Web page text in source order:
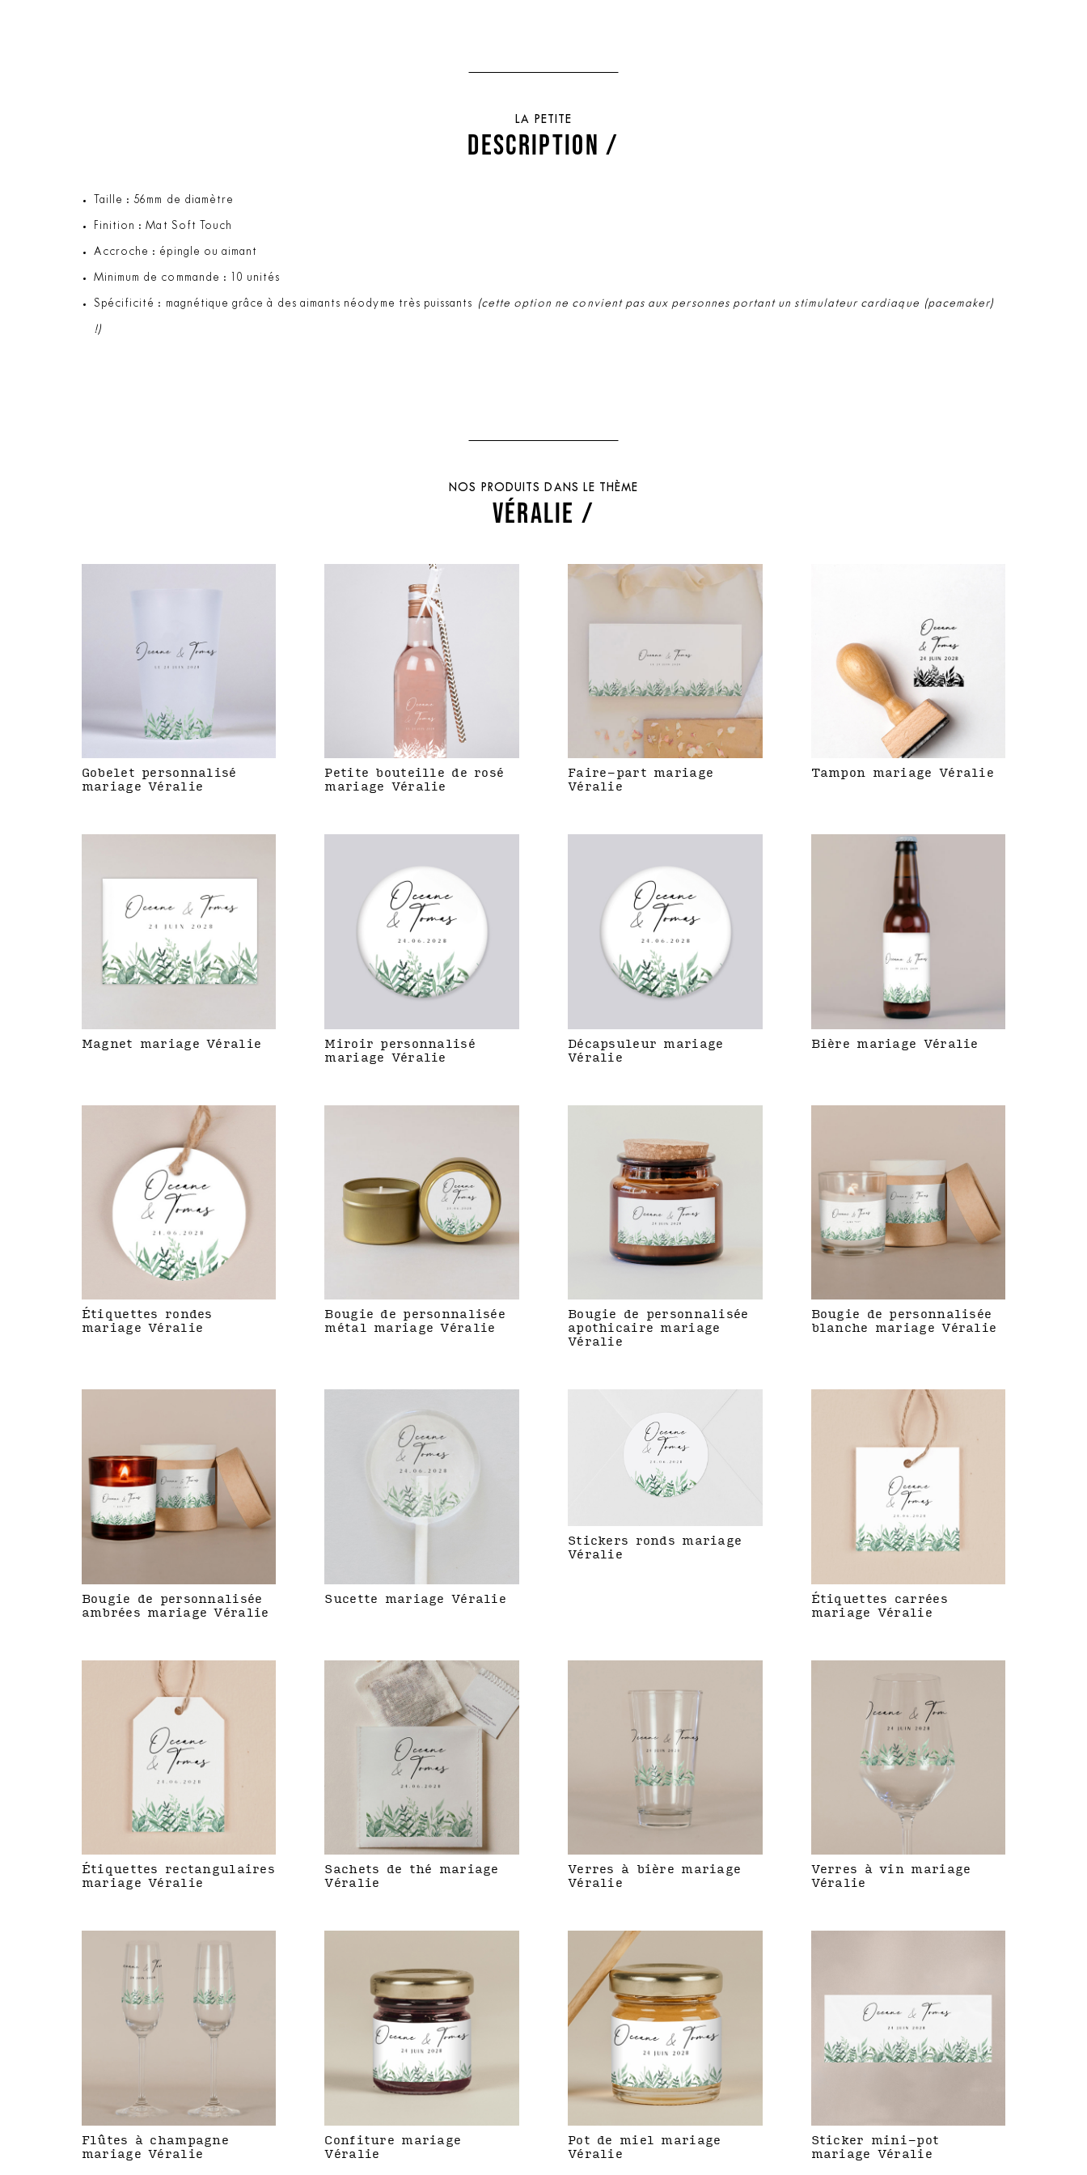
LA PETITE
DESCRIPTION /
Taille : 56mm de diamètre
Finition : Mat Soft Touch
Accroche : épingle ou aimant
Minimum de commande : 10 unités
Spécificité : magnétique grâce à des aimants néodyme très puissants (cette option ne convient pas aux personnes portant un stimulateur cardiaque (pacemaker)
!)
NOS PRODUITS DANS LE THÈME
VÉRALIE /
Gobelet personnalisé
mariage Véralie
Petite bouteille de rosé
mariage Véralie
Faire-part mariage
Véralie
Tampon mariage Véralie
Magnet mariage Véralie
Miroir personnalisé
mariage Véralie
Décapsuleur mariage
Véralie
Bière mariage Véralie
Étiquettes rondes
mariage Véralie
Bougie de personnalisée
métal mariage Véralie
Bougie de personnalisée
apothicaire mariage
Véralie
Bougie de personnalisée
blanche mariage Véralie
Bougie de personnalisée
ambrées mariage Véralie
Sucette mariage Véralie
Stickers ronds mariage
Véralie
Étiquettes carrées
mariage Véralie
Étiquettes rectangulaires
mariage Véralie
Sachets de thé mariage
Véralie
Verres à bière mariage
Véralie
Verres à vin mariage
Véralie
Flûtes à champagne
mariage Véralie
Confiture mariage
Véralie
Pot de miel mariage
Véralie
Sticker mini-pot
mariage Véralie